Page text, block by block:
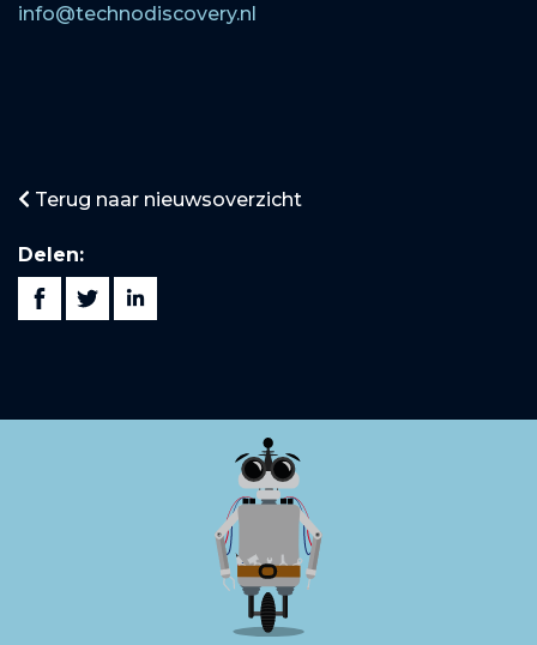
info@technodiscovery.nl
Terug naar nieuwsoverzicht
Delen: